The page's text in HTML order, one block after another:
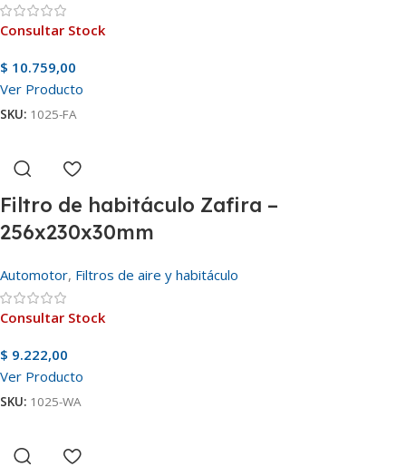
Consultar Stock
$ 10.759,00
Ver Producto
SKU: 1025-FA
Filtro de habitáculo Zafira –
256x230x30mm
Automotor, Filtros de aire y habitáculo
Consultar Stock
$ 9.222,00
Ver Producto
SKU: 1025-WA